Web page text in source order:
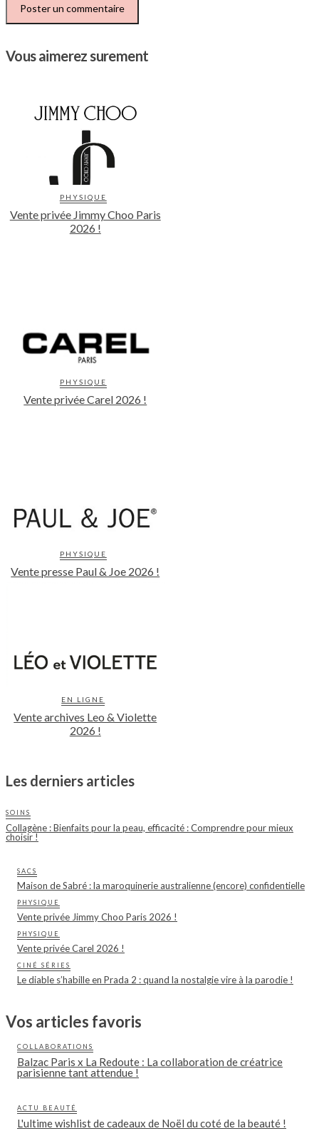
Vous aimerez surement
PHYSIQUE
Vente privée Jimmy Choo Paris
2026 !
PHYSIQUE
Vente privée Carel 2026 !
PHYSIQUE
Vente presse Paul & Joe 2026 !
EN LIGNE
Vente archives Leo & Violette
2026 !
Les derniers articles
SOINS
Collagène : Bienfaits pour la peau, efficacité : Comprendre pour mieux
choisir !
SACS
Maison de Sabré : la maroquinerie australienne (encore) confidentielle
PHYSIQUE
Vente privée Jimmy Choo Paris 2026 !
PHYSIQUE
Vente privée Carel 2026 !
CINÉ SÉRIES
Le diable s’habille en Prada 2 : quand la nostalgie vire à la parodie !
Vos articles favoris
COLLABORATIONS
Balzac Paris x La Redoute : La collaboration de créatrice
parisienne tant attendue !
ACTU BEAUTÉ
L'ultime wishlist de cadeaux de Noël du coté de la beauté !